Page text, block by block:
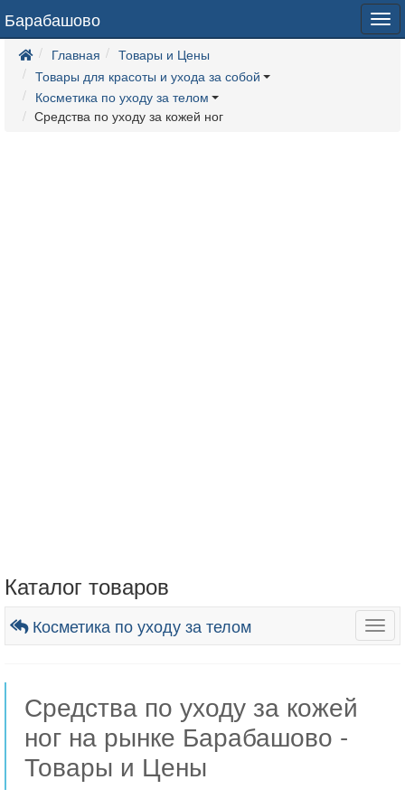
Барабашово
Главная
Товары и Цены
Товары для красоты и ухода за собой
Косметика по уходу за телом
Средства по уходу за кожей ног
Каталог товаров
Косметика по уходу за телом
Средства по уходу за кожей
ног на рынке Барабашово -
Товары и Цены